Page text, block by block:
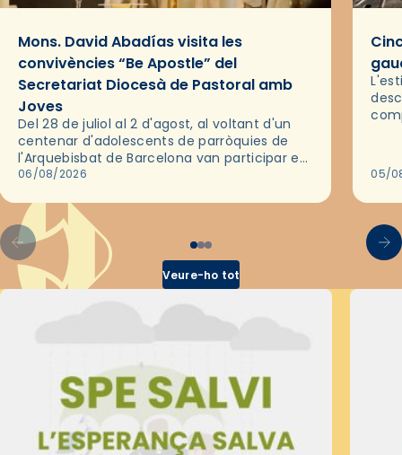
Mons. David Abadías visita les
convivències “Be Apostle” del
Secretariat Diocesà de Pastoral amb
Joves
Del 28 de juliol al 2 d'agost, al voltant d'un
centenar d'adolescents de parròquies de
l'Arquebisbat de Barcelona van participar en
les convivències Be Apostle, organitzades
06/08/2026 05/
Veure-ho tot